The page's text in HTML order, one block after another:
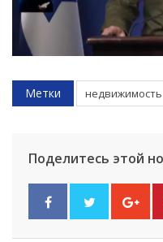
Метки недвижимость
Поделитесь этой